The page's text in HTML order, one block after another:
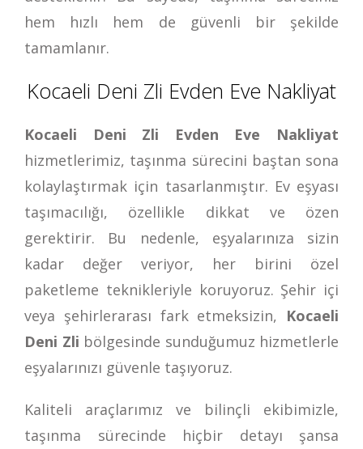
hem hızlı hem de güvenli bir şekilde
tamamlanır.
Kocaeli Deni Zli Evden Eve Nakliyat
Kocaeli Deni Zli Evden Eve Nakliyat
hizmetlerimiz, taşınma sürecini baştan sona
kolaylaştırmak için tasarlanmıştır. Ev eşyası
taşımacılığı, özellikle dikkat ve özen
gerektirir. Bu nedenle, eşyalarınıza sizin
kadar değer veriyor, her birini özel
paketleme teknikleriyle koruyoruz. Şehir içi
veya şehirlerarası fark etmeksizin, Kocaeli
Deni Zli bölgesinde sunduğumuz hizmetlerle
eşyalarınızı güvenle taşıyoruz.
Kaliteli araçlarımız ve bilinçli ekibimizle,
taşınma sürecinde hiçbir detayı şansa